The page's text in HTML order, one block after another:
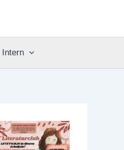
Intern